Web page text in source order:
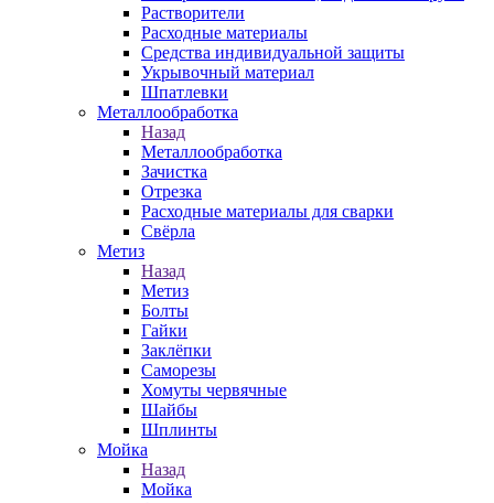
Растворители
Расходные материалы
Средства индивидуальной защиты
Укрывочный материал
Шпатлевки
Металлообработка
Назад
Металлообработка
Зачистка
Отрезка
Расходные материалы для сварки
Свёрла
Метиз
Назад
Метиз
Болты
Гайки
Заклёпки
Саморезы
Хомуты червячные
Шайбы
Шплинты
Мойка
Назад
Мойка